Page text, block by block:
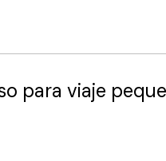
para viaje